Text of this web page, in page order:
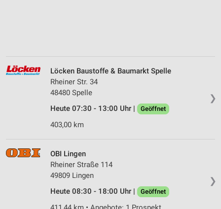
❯
Löcken Baustoffe & Baumarkt Spelle
Rheiner Str. 34
48480 Spelle
Heute 07:30 - 13:00 Uhr |
Geöffnet
403,00 km
❯
OBI Lingen
Rheiner Straße 114
49809 Lingen
Heute 08:30 - 18:00 Uhr |
Geöffnet